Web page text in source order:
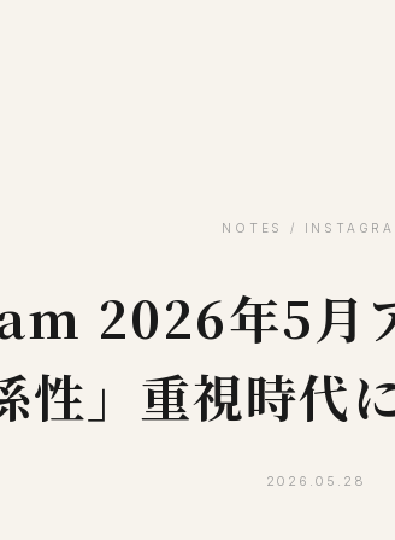
NOTES /
2026年5月ア
性」重視時代
2026.05.28